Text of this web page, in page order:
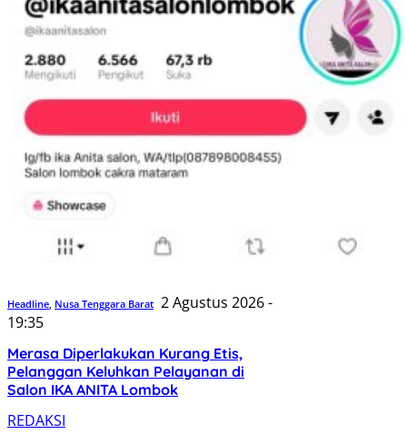
Headline Nusa Tenggara Barat 2 Agustus 2026 -
19:35
Merasa Diperlakukan Kurang Etis,
Pelanggan Keluhkan Pelayanan di
Salon IKA ANITA Lombok
REDAKSI